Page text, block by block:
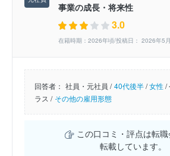
事業の成長・将来性
3.0
在籍時期：2026年頃/投稿日： 2026年5
回答者： 社員・元社員 / 40代後半/女性/
ラス / その他の雇用形態
この口コミ・評点は転職
転載しています。